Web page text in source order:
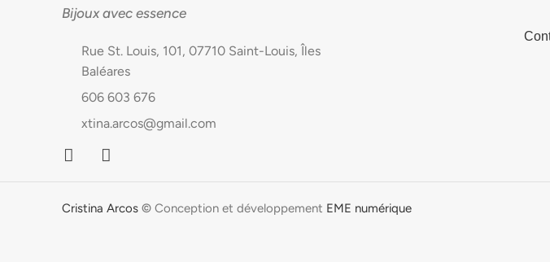
Bijoux avec essence
Rue St. Louis, 101, 07710 Saint-Louis, Îles
Baléares
606 603 676
xtina.arcos@gmail.com
Cristina Arcos © Conception et développement EME numérique